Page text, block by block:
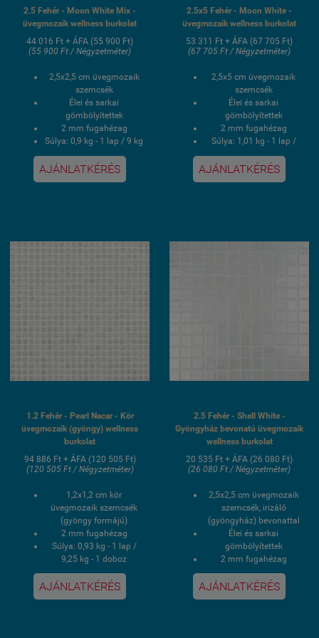
2.5 Fehér - Moon White Mix -
üvegmozaik wellness burkolat
44 016 Ft + ÁFA (55 900 Ft)
(55 900 Ft / Négyzetméter)
2,5x2,5 cm üvegmozaik
szemcsék
Élei és sarkai
gömbölyítettek
2 mm fugahézag
Súlya: 0,9 kg - 1 lap / 9 kg
- 1 doboz
1 doboz 2 négyzetmér /
burkolat
AJÁNLATKÉRÉS
2.5x5 Fehér - Moon White -
üvegmozaik wellness burkolat
53 311 Ft + ÁFA (67 705 Ft)
(67 705 Ft / Négyzetméter)
2,5x5 cm üvegmozaik
szemcsék
Élei és sarkai
gömbölyítettek
2 mm fugahézag
Súlya: 1,01 kg - 1 lap /
10,125 kg - 1 doboz
1 doboz 1 négyzetmér /
burkolat
AJÁNLATKÉRÉS
1.2 Fehér - Pearl Nacar - Kör
üvegmozaik (gyöngy) wellness
burkolat
94 886 Ft + ÁFA (120 505 Ft)
(120 505 Ft / Négyzetméter)
1,2x1,2 cm kör
üvegmozaik szemcsék
(gyöngy formájú)
2 mm fugahézag
Súlya: 0,93 kg - 1 lap /
9,25 kg - 1 doboz
1 doboz 1 négyzetmér /
10 lap
Hálós kasírozás
AJÁNLATKÉRÉS
2.5 Fehér - Shell White -
Gyöngyház bevonatú üvegmozaik
wellness burkolat
20 535 Ft + ÁFA (26 080 Ft)
(26 080 Ft / Négyzetméter)
2,5x2,5 cm üvegmozaik
szemcsék, irizáló
(gyöngyház) bevonattal
Élei és sarkai
gömbölyítettek
2 mm fugahézag
Súlya: 0,9 kg - 1 lap / 18
kg - 1 doboz
1 doboz 2 négyzetmér /
AJÁNLATKÉRÉS